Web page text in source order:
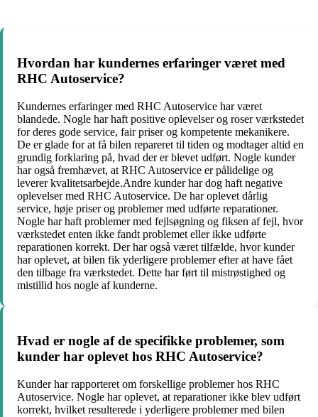
Hvordan har kundernes erfaringer været med
RHC Autoservice?
Kundernes erfaringer med RHC Autoservice har været
blandede. Nogle har haft positive oplevelser og roser værkstedet
for deres gode service, fair priser og kompetente mekanikere.
De er glade for at få bilen repareret til tiden og modtager altid en
grundig forklaring på, hvad der er blevet udført. Nogle kunder
har også fremhævet, at RHC Autoservice er pålidelige og
leverer kvalitetsarbejde.Andre kunder har dog haft negative
oplevelser med RHC Autoservice. De har oplevet dårlig
service, høje priser og problemer med udførte reparationer.
Nogle har haft problemer med fejlsøgning og fiksen af fejl, hvor
værkstedet enten ikke fandt problemet eller ikke udførte
reparationen korrekt. Der har også været tilfælde, hvor kunder
har oplevet, at bilen fik yderligere problemer efter at have fået
den tilbage fra værkstedet. Dette har ført til mistrøstighed og
mistillid hos nogle af kunderne.
Hvad er nogle af de specifikke problemer, som
kunder har oplevet hos RHC Autoservice?
Kunder har rapporteret om forskellige problemer hos RHC
Autoservice. Nogle har oplevet, at reparationer ikke blev udført
korrekt, hvilket resulterede i yderligere problemer med bilen